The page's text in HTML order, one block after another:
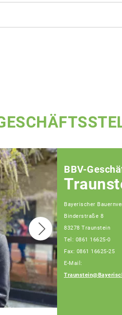
BBV-
Bayerischer
Binderstraße 8
83278 Traunstein
Tel: 0861 16625-0
Fax: 0861 16625-25
E-Mail: